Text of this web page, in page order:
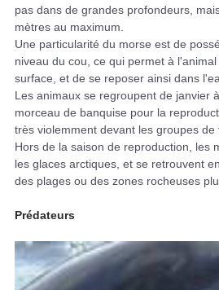
pas dans de grandes profondeurs,
mètres au maximum.
Une particularité du morse est de
niveau du cou, ce qui permet à
surface, et de se reposer ainsi dans
Les animaux se regroupent de janvier
morceau de banquise pour la
très violemment devant les groupes de
Hors de la saison de reproduction, les
les glaces arctiques, et se retrouvent
des plages ou des zones rocheuses
Prédateurs